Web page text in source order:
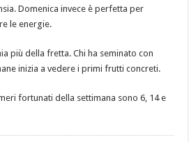
Domenica invece è perfetta per
le energie.
più della fretta. Chi ha seminato con
inizia a vedere i primi frutti concreti.
fortunati della settimana sono 6, 14 e